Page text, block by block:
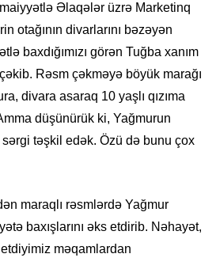
Əlaqələr üzrə Marketinq
otağının divarlarını bəzəyən
baxdığımızı görən Tuğba xanım
çəkib. Rəsm çəkməyə böyük marağı
divara asaraq 10 yaşlı qızıma
düşünürük ki, Yağmurun
təşkil edək. Özü də bunu çox
maraqlı rəsmlərdə Yağmur
baxışlarını əks etdirib. Nəhayət,
etdiyimiz məqamlardan